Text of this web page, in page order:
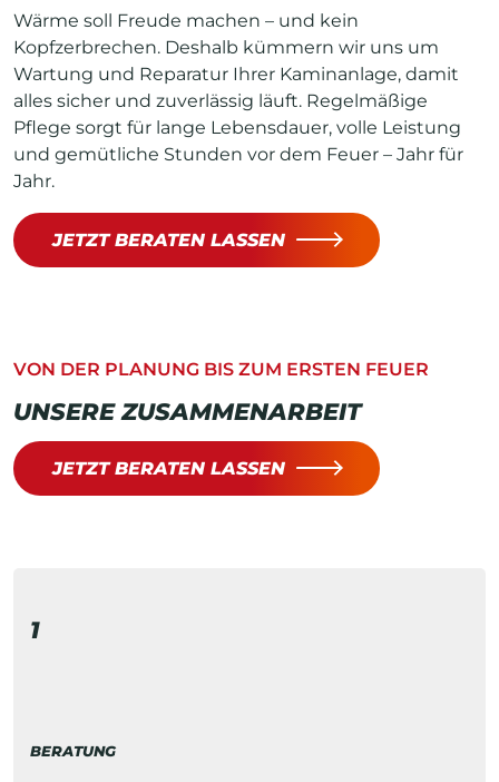
Wärme soll Freude machen – und kein
Kopfzerbrechen. Deshalb kümmern wir uns um
Wartung und Reparatur Ihrer Kaminanlage, damit
alles sicher und zuverlässig läuft. Regelmäßige
Pflege sorgt für lange Lebensdauer, volle Leistung
und gemütliche Stunden vor dem Feuer – Jahr für
Jahr.
JETZT BERATEN LASSEN
VON DER PLANUNG BIS ZUM ERSTEN FEUER
UNSERE ZUSAMMENARBEIT
JETZT BERATEN LASSEN
1
BERATUNG